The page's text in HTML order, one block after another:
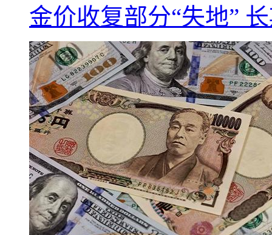
金价收复部分“失地”